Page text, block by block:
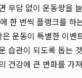
부담 없이 운동량을
한 번씩 플랭크를 하
은 운동이 특별한 이벤
습관이 되도록 돕는
건강에 큰 변화를 가